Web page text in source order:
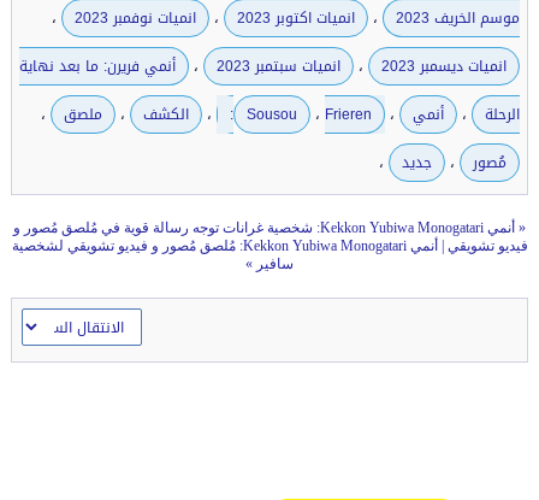
موسم الخريف 2023
، انميات اكتوبر 2023 ، انميات نوفمبر 2023 ،
انميات ديسمبر 2023 ، انميات سبتمبر 2023 ،
أنمي فريرن: ما بعد نهاية
الرحلة
، أنمي ، Sousou ، Frieren: ، الكشف ، ملصق ،
مُصور ، جديد ،
«
أنمي Kekkon Yubiwa Monogatari: شخصية غرانات توجه رسالة قوية في مُلصق مُصور و
فيديو تشويقي
أنمي Kekkon Yubiwa Monogatari: مُلصق مُصور و فيديو تشويقي لشخصية
سافير »